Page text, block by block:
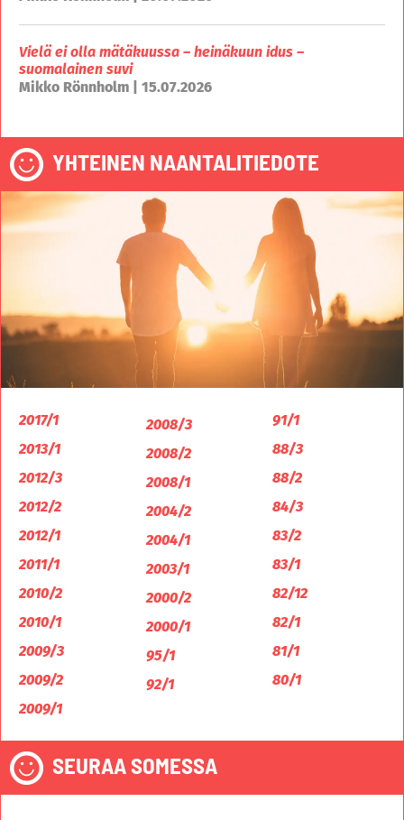
Vielä ei olla mätäkuussa – heinäkuun idus –
suomalainen suvi
Mikko Rönnholm | 15.07.2026
YHTEINEN NAANTALITIEDOTE
2017/1
2013/1
2012/3
2012/2
2012/1
2011/1
2010/2
2010/1
2009/3
2009/2
2009/1
2008/3
2008/2
2008/1
2004/2
2004/1
2003/1
2000/2
2000/1
95/1
92/1
91/1
88/3
88/2
84/3
83/2
83/1
82/12
82/1
81/1
80/1
SEURAA SOMESSA